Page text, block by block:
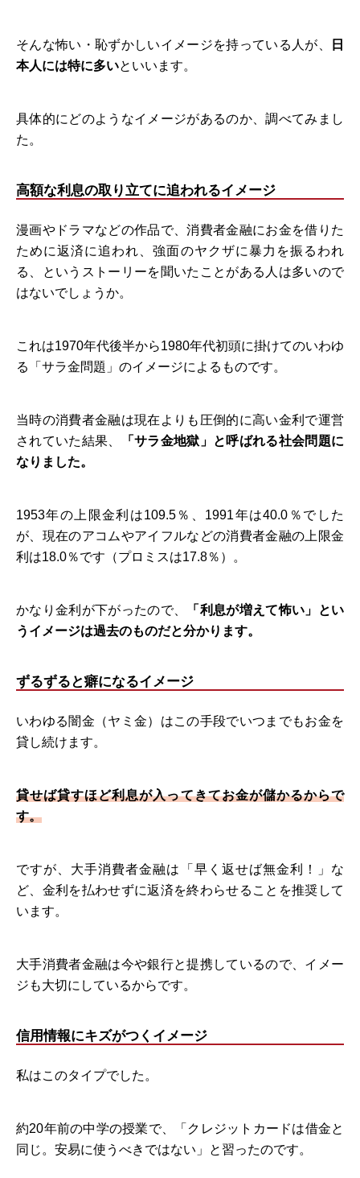
そんな怖い・恥ずかしいイメージを持っている人が、
日
本人には特に多いといいます。
具体的にどのようなイメージがあるのか、調べてみまし
た。
高額な利息の取り立てに追われるイメージ
漫画やドラマなどの作品で、消費者金融にお金を借りた
ために返済に追われ、強面のヤクザに暴力を振るわれ
る、というストーリーを聞いたことがある人は多いので
はないでしょうか。
これは1970年代後半から1980年代初頭に掛けてのいわゆ
る「サラ金問題」のイメージによるものです。
当時の消費者金融は現在よりも圧倒的に高い金利で運営
されていた結果、
「サラ金地獄」と呼ばれる社会問題に
なりました。
1953年の上限金利は109.5％、1991年は40.0％でした
が、現在のアコムやアイフルなどの消費者金融の上限金
利は18.0％です（プロミスは17.8％）。
かなり金利が下がったので、
「利息が増えて怖い」とい
うイメージは過去のものだと分かります。
ずるずると癖になるイメージ
いわゆる闇金（ヤミ金）はこの手段でいつまでもお金を
貸し続けます。
貸せば貸すほど利息が入ってきてお金が儲かるからで
す。
ですが、大手消費者金融は「早く返せば無金利！」な
ど、金利を払わせずに返済を終わらせることを推奨して
います。
大手消費者金融は今や銀行と提携しているので、イメー
ジも大切にしているからです。
信用情報にキズがつくイメージ
私はこのタイプでした。
約20年前の中学の授業で、「クレジットカードは借金と
同じ。安易に使うべきではない」と習ったのです。